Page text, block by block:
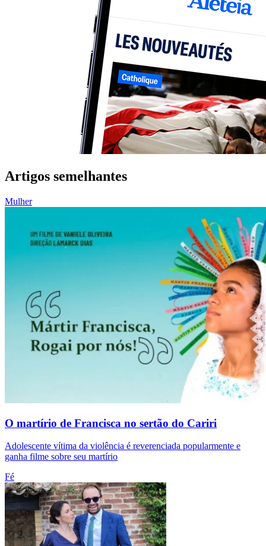
Artigos semelhantes
Mulher
O martírio de Francisca no sertão do Cariri
Adolescente vítima da violência é reverenciada popularmente e
ganha filme sobre seu martírio
Fé